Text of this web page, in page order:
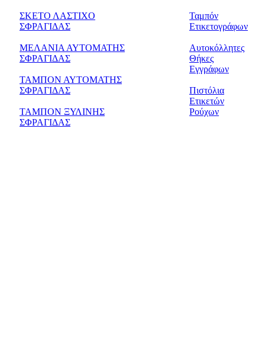
ΣΚΕΤΟ ΛΑΣΤΙΧΟ
ΣΦΡΑΓΙΔΑΣ
ΜΕΛΑΝΙΑ ΑΥΤΟΜΑΤΗΣ
ΣΦΡΑΓΙΔΑΣ
ΤΑΜΠΟΝ ΑΥΤΟΜΑΤΗΣ
ΣΦΡΑΓΙΔΑΣ
ΤΑΜΠΟΝ ΞΥΛΙΝΗΣ
ΣΦΡΑΓΙΔΑΣ
Ταμπόν
Ετικετογράφων
Αυτοκόλλητες
Θήκες
Εγγράφων
Πιστόλια
Ετικετών
Ρούχων